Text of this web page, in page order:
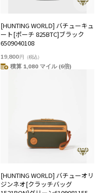
[HUNTING WORLD] バチューキュ
ート[ポーチ 825BTC]ブラック
6509040108
19,800円 （税込）
積算 1,080 マイル (6倍)
[HUNTING WORLD] バチューオリ
ジンネオ[クラッチバッグ